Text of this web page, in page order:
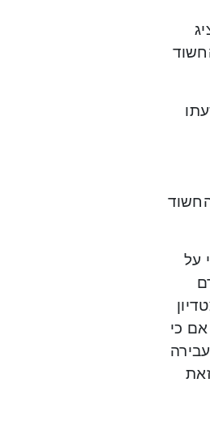
מאז הרשעתו
לאחראי על
כי
לאור זאת